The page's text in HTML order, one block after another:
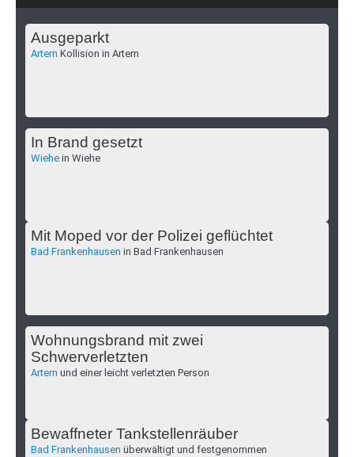
Ausgeparkt
Artern Kollision in Artern
In Brand gesetzt
Wiehe in Wiehe
Mit Moped vor der Polizei geflüchtet
Bad Frankenhausen in Bad Frankenhausen
Wohnungsbrand mit zwei
Schwerverletzten
Artern und einer leicht verletzten Person
Bewaffneter Tankstellenräuber
Bad Frankenhausen überwältigt und festgenommen